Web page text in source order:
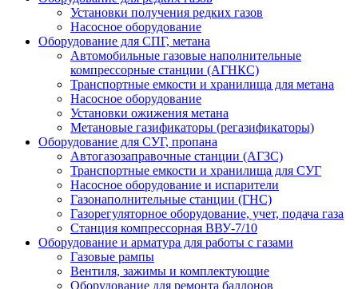
Установки получения редких газов
Насосное оборудование
Оборудование для СПГ, метана
Автомобильные газовые наполнительные
компрессорные станции (АГНКС)
Транспортные емкости и хранилища для метана
Насосное оборудование
Установки ожижения метана
Метановые газификаторы (регазификаторы)
Оборудование для СУГ, пропана
Автогазозаправочные станции (АГЗС)
Транспортные емкости и хранилища для СУГ
Насосное оборудование и испарители
Газонаполнительные станции (ГНС)
Газорегуляторное оборудование, учет, подача газа
Станция компрессорная ВВУ-7/10
Оборудование и арматура для работы с газами
Газовые рампы
Вентиля, зажимы и комплектующие
Оборудование для ремонта баллонов